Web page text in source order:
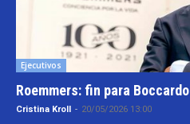
Ejecutivos
Roemmers: fin para Boccardo
Cristina Kroll - 20/05/2026 13:00